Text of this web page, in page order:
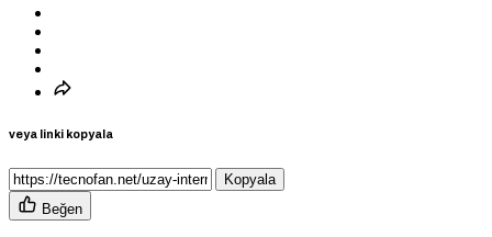
veya linki kopyala
Kopyala
Beğen